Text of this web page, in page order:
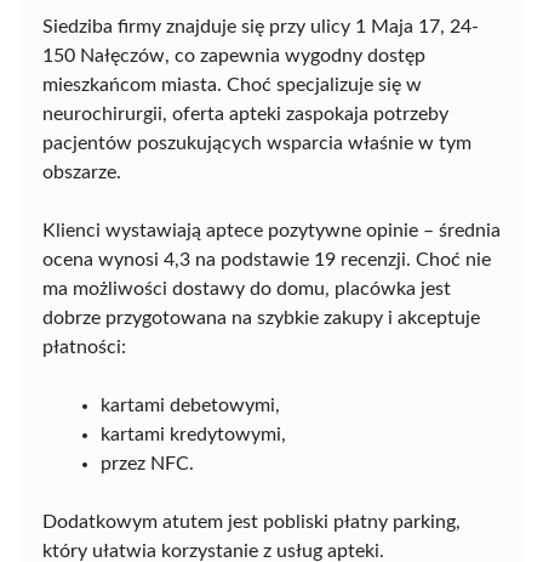
Siedziba firmy znajduje się przy ulicy 1 Maja 17, 24-
150 Nałęczów, co zapewnia wygodny dostęp
mieszkańcom miasta. Choć specjalizuje się w
neurochirurgii, oferta apteki zaspokaja potrzeby
pacjentów poszukujących wsparcia właśnie w tym
obszarze.
Klienci wystawiają aptece pozytywne opinie – średnia
ocena wynosi 4,3 na podstawie 19 recenzji. Choć nie
ma możliwości dostawy do domu, placówka jest
dobrze przygotowana na szybkie zakupy i akceptuje
płatności:
kartami debetowymi,
kartami kredytowymi,
przez NFC.
Dodatkowym atutem jest pobliski płatny parking,
który ułatwia korzystanie z usług apteki.